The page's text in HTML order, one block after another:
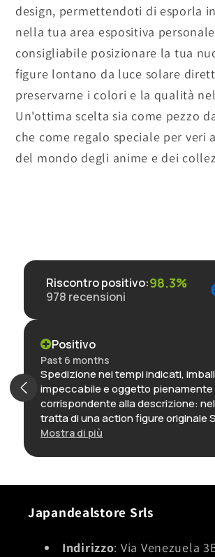
design, permettendoti di esporla
nella tua area espositiva
consigliabile posizionare la tua
figure lontano da luce solare
preservarne i colori e la qualità
Un'ottima scelta sia come pezzo
che come regalo speciale per veri
del mondo degli anime e dei
Riscontro positivo:98.3%
978 recensioni
Positivo
Past 6 months
Spedizione nei tempi indicati,
impeccabile e oggetto pienamente
corrispondente alla descrizione:
tratta di una action figure originale
sua confezione, ancora incartata,
migliori realizzazioni di questo
interessante.
Mostra di più
Japandealstore Srls
Indirizzo: Via Venezuela